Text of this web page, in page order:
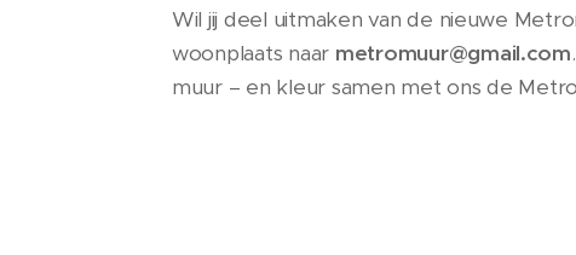
Wil jij deel uitmaken van de nieuwe
woonplaats naar metromuur@gmail.com
muur – en kleur samen met ons de